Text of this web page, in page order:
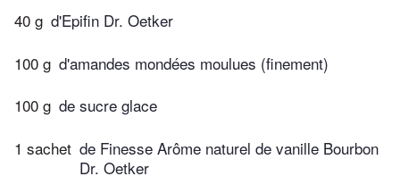
40 g d'Epifin Dr. Oetker
100 g d'amandes mondées moulues (finement)
100 g de sucre glace
1 sachet de Finesse Arôme naturel de vanille Bourbon
Dr. Oetker